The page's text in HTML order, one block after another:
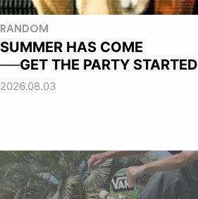
RANDOM
SUMMER HAS COME
──GET THE PARTY STARTED
2026.08.03